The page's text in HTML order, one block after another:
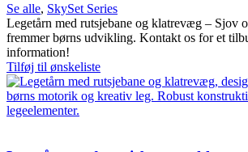
Se alle, SkySet Series
Legetårn med rutsjebane og klatrevæg – Sjov
fremmer børns udvikling. Kontakt os for et
information!
Tilføj til ønskeliste